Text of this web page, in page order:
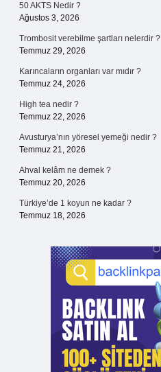
50 AKTS Nedir ?
Ağustos 3, 2026
Trombosit verebilme şartları nelerdir ?
Temmuz 29, 2026
Karıncaların organları var mıdır ?
Temmuz 24, 2026
High tea nedir ?
Temmuz 22, 2026
Avusturya’nın yöresel yemeği nedir ?
Temmuz 21, 2026
Ahval kelâm ne demek ?
Temmuz 20, 2026
Türkiye’de 1 koyun ne kadar ?
Temmuz 18, 2026